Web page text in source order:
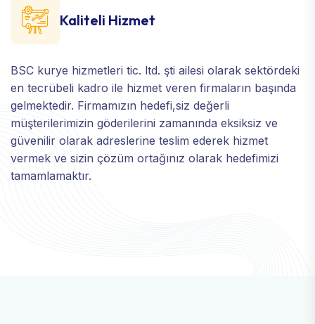
Kaliteli Hizmet
BSC kurye hizmetleri tic. ltd. şti ailesi olarak sektördeki
en tecrübeli kadro ile hizmet veren firmaların başında
gelmektedir. Firmamızın hedefi,siz değerli
müşterilerimizin göderilerini zamanında eksiksiz ve
güvenilir olarak adreslerine teslim ederek hizmet
vermek ve sizin çözüm ortağınız olarak hedefimizi
tamamlamaktır.